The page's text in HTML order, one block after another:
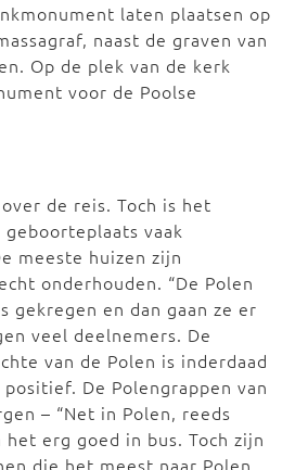
laten plaatsen op
naast de graven van
Op de plek van de kerk
voor de Poolse
de reis. Toch is het
vaak
meeste huizen zijn
onderhouden. “De Polen
gekregen en dan gaan ze er
veel deelnemers. De
van de Polen is inderdaad
De Polengrappen van
– “Net in Polen, reeds
het erg goed in bus. Toch zijn
die het meest naar Polen